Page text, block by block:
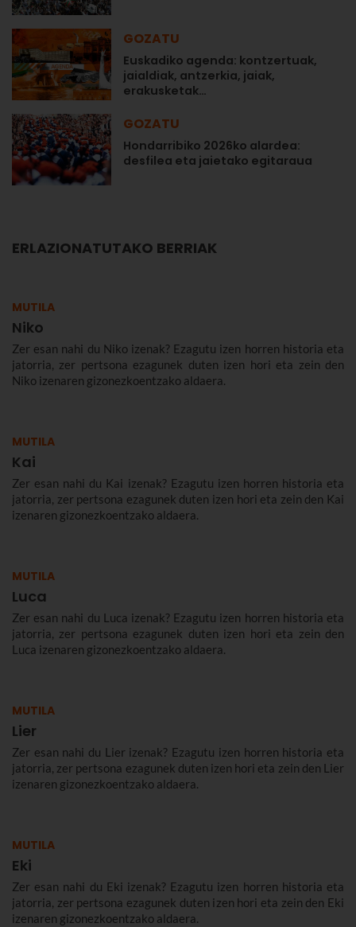
GOZATU
Euskadiko agenda: kontzertuak,
jaialdiak, antzerkia, jaiak,
erakusketak…
GOZATU
Hondarribiko 2026ko alardea:
desfilea eta jaietako egitaraua
ERLAZIONATUTAKO BERRIAK
MUTILA
Niko
Zer esan nahi du Niko izenak? Ezagutu izen horren historia eta
jatorria, zer pertsona ezagunek duten izen hori eta zein den
Niko izenaren gizonezkoentzako aldaera.
MUTILA
Kai
Zer esan nahi du Kai izenak? Ezagutu izen horren historia eta
jatorria, zer pertsona ezagunek duten izen hori eta zein den Kai
izenaren gizonezkoentzako aldaera.
MUTILA
Luca
Zer esan nahi du Luca izenak? Ezagutu izen horren historia eta
jatorria, zer pertsona ezagunek duten izen hori eta zein den
Luca izenaren gizonezkoentzako aldaera.
MUTILA
Lier
Zer esan nahi du Lier izenak? Ezagutu izen horren historia eta
jatorria, zer pertsona ezagunek duten izen hori eta zein den Lier
izenaren gizonezkoentzako aldaera.
MUTILA
Eki
Zer esan nahi du Eki izenak? Ezagutu izen horren historia eta
jatorria, zer pertsona ezagunek duten izen hori eta zein den Eki
izenaren gizonezkoentzako aldaera.